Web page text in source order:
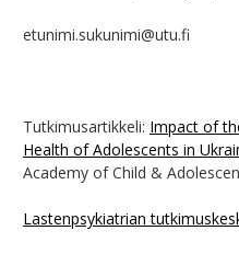
etunimi.sukunimi@utu.fi
Tutkimusartikkeli: Impact of
Health of Adolescents in
Academy of Child &
Lastenpsykiatrian